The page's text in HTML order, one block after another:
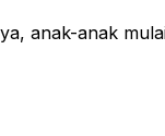
anak-anak